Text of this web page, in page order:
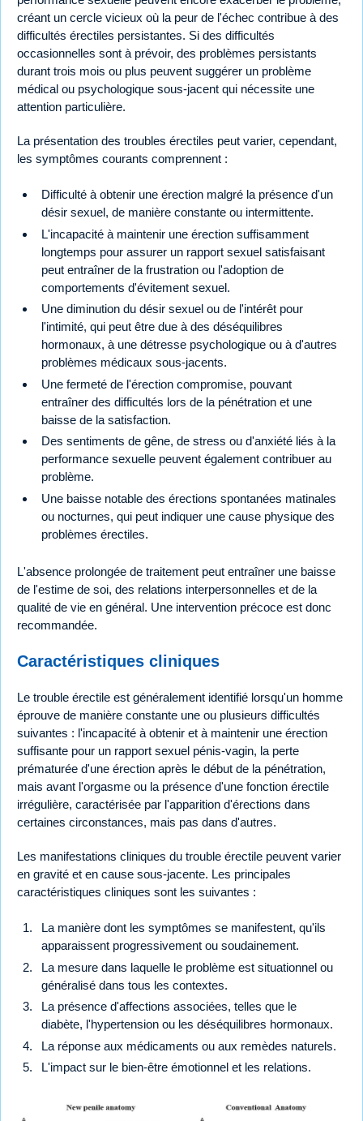
créant un cercle vicieux où la peur de l'échec contribue à des
difficultés érectiles persistantes. Si des difficultés
occasionnelles sont à prévoir, des problèmes persistants
durant trois mois ou plus peuvent suggérer un problème
médical ou psychologique sous-jacent qui nécessite une
attention particulière.
La présentation des troubles érectiles peut varier, cependant,
les symptômes courants comprennent :
Difficulté à obtenir une érection malgré la présence d'un
désir sexuel, de manière constante ou intermittente.
L'incapacité à maintenir une érection suffisamment
longtemps pour assurer un rapport sexuel satisfaisant
peut entraîner de la frustration ou l'adoption de
comportements d'évitement sexuel.
Une diminution du désir sexuel ou de l'intérêt pour
l'intimité, qui peut être due à des déséquilibres
hormonaux, à une détresse psychologique ou à d'autres
problèmes médicaux sous-jacents.
Une fermeté de l'érection compromise, pouvant
entraîner des difficultés lors de la pénétration et une
baisse de la satisfaction.
Des sentiments de gêne, de stress ou d'anxiété liés à la
performance sexuelle peuvent également contribuer au
problème.
Une baisse notable des érections spontanées matinales
ou nocturnes, qui peut indiquer une cause physique des
problèmes érectiles.
L'absence prolongée de traitement peut entraîner une baisse
de l'estime de soi, des relations interpersonnelles et de la
qualité de vie en général. Une intervention précoce est donc
recommandée.
Caractéristiques cliniques
Le trouble érectile est généralement identifié lorsqu'un homme
éprouve de manière constante une ou plusieurs difficultés
suivantes : l'incapacité à obtenir et à maintenir une érection
suffisante pour un rapport sexuel pénis-vagin, la perte
prématurée d'une érection après le début de la pénétration,
mais avant l'orgasme ou la présence d'une fonction érectile
irrégulière, caractérisée par l'apparition d'érections dans
certaines circonstances, mais pas dans d'autres.
Les manifestations cliniques du trouble érectile peuvent varier
en gravité et en cause sous-jacente. Les principales
caractéristiques cliniques sont les suivantes :
La manière dont les symptômes se manifestent, qu'ils
apparaissent progressivement ou soudainement.
La mesure dans laquelle le problème est situationnel ou
généralisé dans tous les contextes.
La présence d'affections associées, telles que le
diabète, l'hypertension ou les déséquilibres hormonaux.
La réponse aux médicaments ou aux remèdes naturels.
L'impact sur le bien-être émotionnel et les relations.